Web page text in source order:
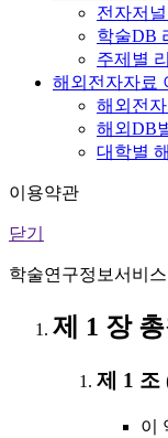
전자저
학술DB
주제별
해외전자자료
해외전
해외DB
대학별
이용약관
닫기
학술연구정보서비
제 1 장 총
제 1 조
이